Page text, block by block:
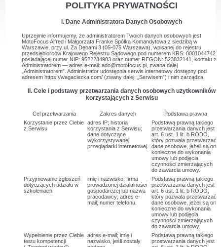
POLITYKA PRYWATNOŚCI
I. Dane Administratora Danych Osobowych
Uprzejmie informujemy, że administratorem Twoich danych osobowych jest
MotoFocus Alfred i Małgorzata Franke Spółka Komandytowa z siedzibą w
Warszawie, przy ul. Za Dębami 3 (05-075 Warszawa), wpisanej do rejestru
przedsiębiorców Krajowego Rejestru Sądowego pod numerem KRS: 0001044742,
posiadającej numer NIP: 9522234983 oraz numer REGON: 523832141, kontakt z
Administratorem — adres e-mail: ado@motofocus.pl, zwana dalej
„Administratorem”. Administrator udostępnia serwis internetowy dostępny pod
adresem https://wagaciezka.com/ (zwany dalej: „Serwisem”) i nim zarządza.
II. Cele i podstawy przetwarzania danych osobowych użytkowników
korzystających z Serwisu
Cel przetwarzania Zakres danych
Podstawa prawna
Korzystanie przez Ciebie
z Serwisu
adres IP; historia
korzystania z Serwisu;
dane dotyczące
wykorzystywanej
przeglądarki internetowej.
Podstawą prawną takiego
przetwarzania danych jest
art. 6 ust. 1 lit. b RODO,
który pozwala przetwarzać
dane osobowe, jeżeli są one
konieczne do wykonania
umowy lub podjęcia
czynności zmierzających
do zawarcia umowy.
Przyjmowanie zgłoszeń
dotyczących udziału w
szkoleniach
imię i nazwisko; firma
prowadzonej działalności
gospodarczej lub nazwa
pracodawcy; adres e-
mail; numer telefonu.
Podstawą prawną takiego
przetwarzania danych jest
art. 6 ust. 1 lit. b RODO,
który pozwala przetwarzać
dane osobowe, jeżeli są one
konieczne do wykonania
umowy lub podjęcia
czynności zmierzających
do zawarcia umowy.
Wypełnienie przez Ciebie
testu kompetencji
adres e-mail; imię i
nazwisko, jeśli zostały
Podstawą prawną takiego
przetwarzania danych jest